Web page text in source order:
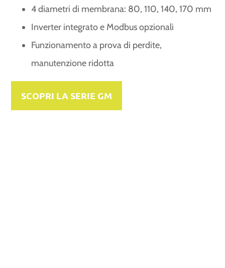
4 diametri di membrana: 80, 110, 140, 170 mm
Inverter integrato e Modbus opzionali
Funzionamento a prova di perdite,
manutenzione ridotta
SCOPRI LA SERIE GM